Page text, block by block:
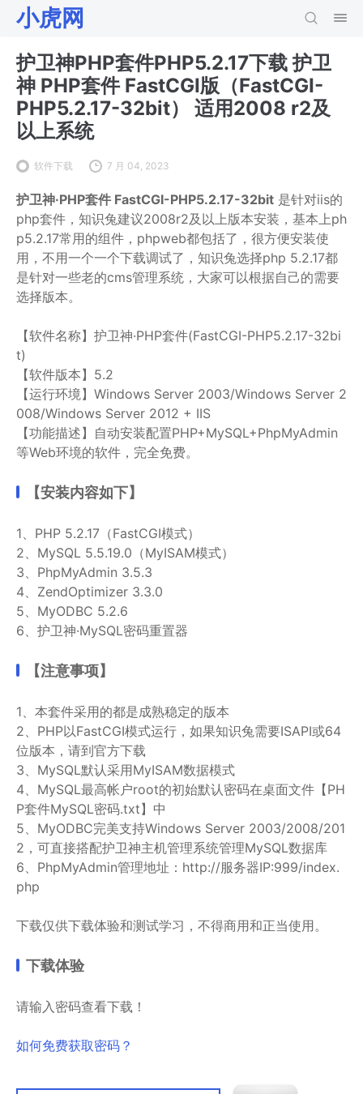
小虎网
护卫神PHP套件PHP5.2.17下载 护卫
神 PHP套件 FastCGI版（FastCGI-
PHP5.2.17-32bit） 适用2008 r2及
以上系统
软件下载 7 月 04, 2023
护卫神·PHP套件 FastCGI-PHP5.2.17-32bit 是针对iis的
php套件，知识兔建议2008r2及以上版本安装，基本上ph
p5.2.17常用的组件，phpweb都包括了，很方便安装使
用，不用一个一个下载调试了，知识兔选择php 5.2.17都
是针对一些老的cms管理系统，大家可以根据自己的需要
选择版本。
【软件名称】护卫神·PHP套件(FastCGI-PHP5.2.17-32bi
t)
【软件版本】5.2
【运行环境】Windows Server 2003/Windows Server 2
008/Windows Server 2012 + IIS
【功能描述】自动安装配置PHP+MySQL+PhpMyAdmin
等Web环境的软件，完全免费。
【安装内容如下】
1、PHP 5.2.17（FastCGI模式）
2、MySQL 5.5.19.0（MyISAM模式）
3、PhpMyAdmin 3.5.3
4、ZendOptimizer 3.3.0
5、MyODBC 5.2.6
6、护卫神·MySQL密码重置器
【注意事项】
1、本套件采用的都是成熟稳定的版本
2、PHP以FastCGI模式运行，如果知识兔需要ISAPI或64
位版本，请到官方下载
3、MySQL默认采用MyISAM数据模式
4、MySQL最高帐户root的初始默认密码在桌面文件【PH
P套件MySQL密码.txt】中
5、MyODBC完美支持Windows Server 2003/2008/201
2，可直接搭配护卫神主机管理系统管理MySQL数据库
6、PhpMyAdmin管理地址：http://服务器IP:999/index.
php
下载仅供下载体验和测试学习，不得商用和正当使用。
下载体验
请输入密码查看下载！
如何免费获取密码？